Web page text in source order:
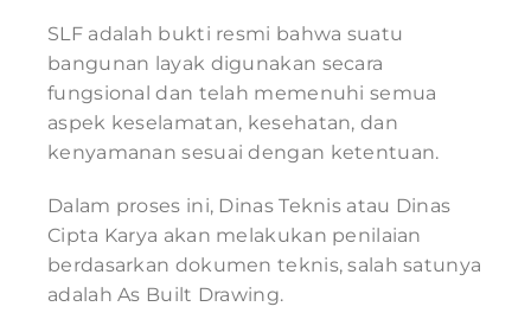
SLF adalah bukti resmi bahwa suatu
bangunan layak digunakan secara
fungsional dan telah memenuhi semua
aspek keselamatan, kesehatan, dan
kenyamanan sesuai dengan ketentuan.
Dalam proses ini, Dinas Teknis atau Dinas
Cipta Karya akan melakukan penilaian
berdasarkan dokumen teknis, salah satunya
adalah As Built Drawing.